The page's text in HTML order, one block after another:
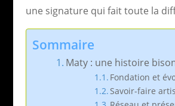
une signature qui fait toute la
Sommaire
Maty : une histoire
Fondation et
Savoir-faire